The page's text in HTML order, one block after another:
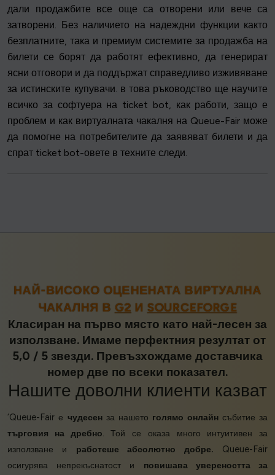
дали продажбите все още са отворени или вече са
затворени. Без наличието на надеждни функции както
безплатните, така и премиум системите за продажба на
билети се борят да работят ефективно, да генерират
ясни отговори и да поддържат справедливо изживяване
за истинските купувачи. в това ръководство ще научите
всичко за софтуера на ticket bot, как работи, защо е
проблем и как виртуалната чакалня на Queue-Fair може
да помогне на потребителите да заявяват билети и да
спрат ticket bot-овете в техните следи.
НАЙ-ВИСОКО ОЦЕНЕНАТА ВИРТУАЛНА
ЧАКАЛНЯ В G2 И SOURCEFORGE
Класиран на първо място като най-лесен за
използване. Имаме перфектния резултат от
5,0 / 5 звезди. Превъзхождаме доставчика
номер две по всеки показател.
Нашите доволни клиенти казват
‘Queue-Fair е чудесенза нашето голямо онлайнсъбитие за
търговия на дребно. Той се оказа много интуитивен за
използване и работеше абсолютно добре. Queue-Fair
осигурява непрекъснатост и повишава увереността за